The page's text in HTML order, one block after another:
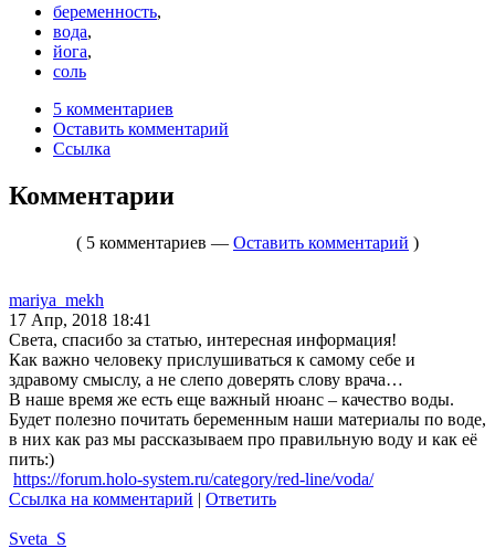
беременность,
вода,
йога,
соль
5 комментариев
Оставить комментарий
Ссылка
Комментарии
( 5 комментариев — Оставить комментарий )
mariya_mekh
17 Апр, 2018 18:41
Света, спасибо за статью, интересная информация!
Как важно человеку прислушиваться к самому себе и
здравому смыслу, а не слепо доверять слову врача…
В наше время же есть еще важный нюанс – качество воды.
Будет полезно почитать беременным наши материалы по воде,
в них как раз мы рассказываем про правильную воду и как её
пить:)
https://forum.holo-system.ru/category/red-line/voda/
Ссылка на комментарий | Ответить
Sveta_S